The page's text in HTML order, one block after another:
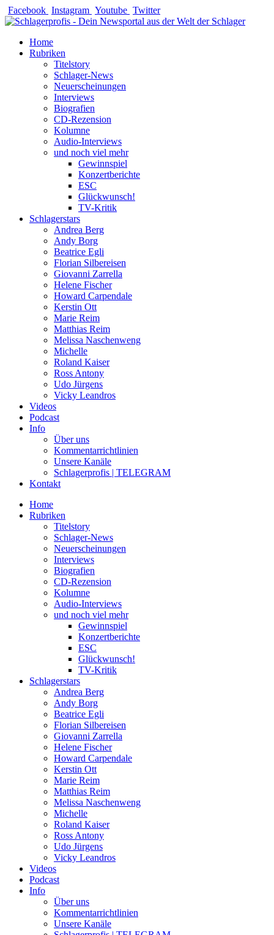
Zum
Inhalt
Facebook Instagram Youtube Twitter
Home
Rubriken
Titelstory
Schlager-News
Neuerscheinungen
Interviews
Biografien
CD-Rezension
Kolumne
Audio-Interviews
und noch viel mehr
Gewinnspiel
Konzertberichte
ESC
Glückwunsch!
TV-Kritik
Schlagerstars
Andrea Berg
Andy Borg
Beatrice Egli
Florian Silbereisen
Giovanni Zarrella
Helene Fischer
Howard Carpendale
Kerstin Ott
Marie Reim
Matthias Reim
Melissa Naschenweng
Michelle
Roland Kaiser
Ross Antony
Udo Jürgens
Vicky Leandros
Videos
Podcast
Info
Über uns
Kommentarrichtlinien
Unsere Kanäle
Schlagerprofis | TELEGRAM
Kontakt
Home
Rubriken
Titelstory
Schlager-News
Neuerscheinungen
Interviews
Biografien
CD-Rezension
Kolumne
Audio-Interviews
und noch viel mehr
Gewinnspiel
Konzertberichte
ESC
Glückwunsch!
TV-Kritik
Schlagerstars
Andrea Berg
Andy Borg
Beatrice Egli
Florian Silbereisen
Giovanni Zarrella
Helene Fischer
Howard Carpendale
Kerstin Ott
Marie Reim
Matthias Reim
Melissa Naschenweng
Michelle
Roland Kaiser
Ross Antony
Udo Jürgens
Vicky Leandros
Videos
Podcast
Info
Über uns
Kommentarrichtlinien
Unsere Kanäle